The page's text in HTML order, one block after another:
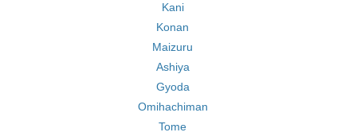
Kani
Konan
Maizuru
Ashiya
Gyoda
Omihachiman
Tome